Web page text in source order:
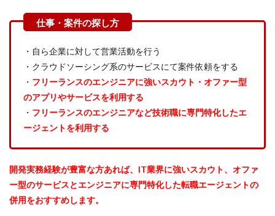
・自ら企業に対して営業活動を行う
・クラウドソーシング系のサービスにて案件依頼をする
・ フリーランスのエンジニアに強いスカウト・オファー型
のアプリやサービスを利用する
・ フリーランスのエンジニアなど技術職に専門特化したエ
ージェントを利用する
開発実務経験が豊富な方あれば、IT業界に強いスカウト、オファ
ー型のサービスとエンジニアに専門特化した転職エージェントの
併用をおすすめします。